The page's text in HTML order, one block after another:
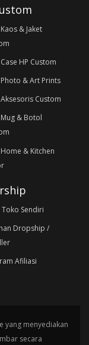
& Jaket
HP Custom
& Art Prints
Custom
& Botol
& Kitchen
Toko Sendiri
Dropship /
Afiliasi
yang menyediakan
secara